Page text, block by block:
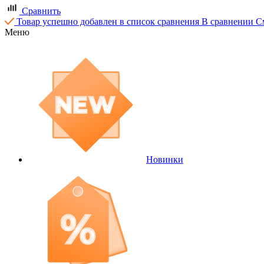
Сравнить
Товар успешно добавлен в список сравнения В сравнении
Меню
Новинки